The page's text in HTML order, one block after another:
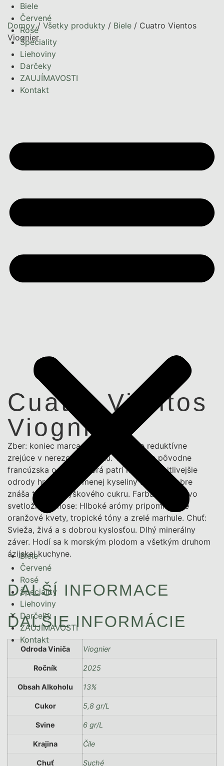
Biele
Červené
Rosé
Špeciality
Liehoviny
Darčeky
ZAUJÍMAVOSTI
Kontakt
Biele
Červené
Rosé
Špeciality
Liehoviny
Darčeky
ZAUJÍMAVOSTI
Kontakt
Domov/ Všetky produkty / Biele / Cuatro Vientos
Viognier
Cuatro Vientos
Viognier
Zber: koniec marca. Víno bolo úplne reduktívne
zrejúce v nerezovom tanku. Viognier je pôvodne
francúzska odroda, ktorá patrí medzi najcitlivejšie
odrody hrozna. Má menej kyseliny a veľmi dobre
znáša trochu zvyškového cukru. Farba: Zelenkavo
svetložltá. V nose: Hlboké arómy pripomínajúce
oranžové kvety, tropické tóny a zrelé marhule. Chuť:
Svieža, živá a s dobrou kyslosťou. Dlhý minerálny
záver. Hodí sa k morským plodom a všetkým druhom
ázijskej kuchyne.
DALŠÍ INFORMACE
ĎALŠIE INFORMÁCIE
Odroda Viniča Viognier
Ročník 2025
Obsah Alkoholu 13%
Cukor 5,8 gr/L
Svine 6 gr/L
Krajina Čile
Chuť Suché